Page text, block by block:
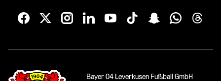
Bayer 04 Leverkusen Fußball GmbH